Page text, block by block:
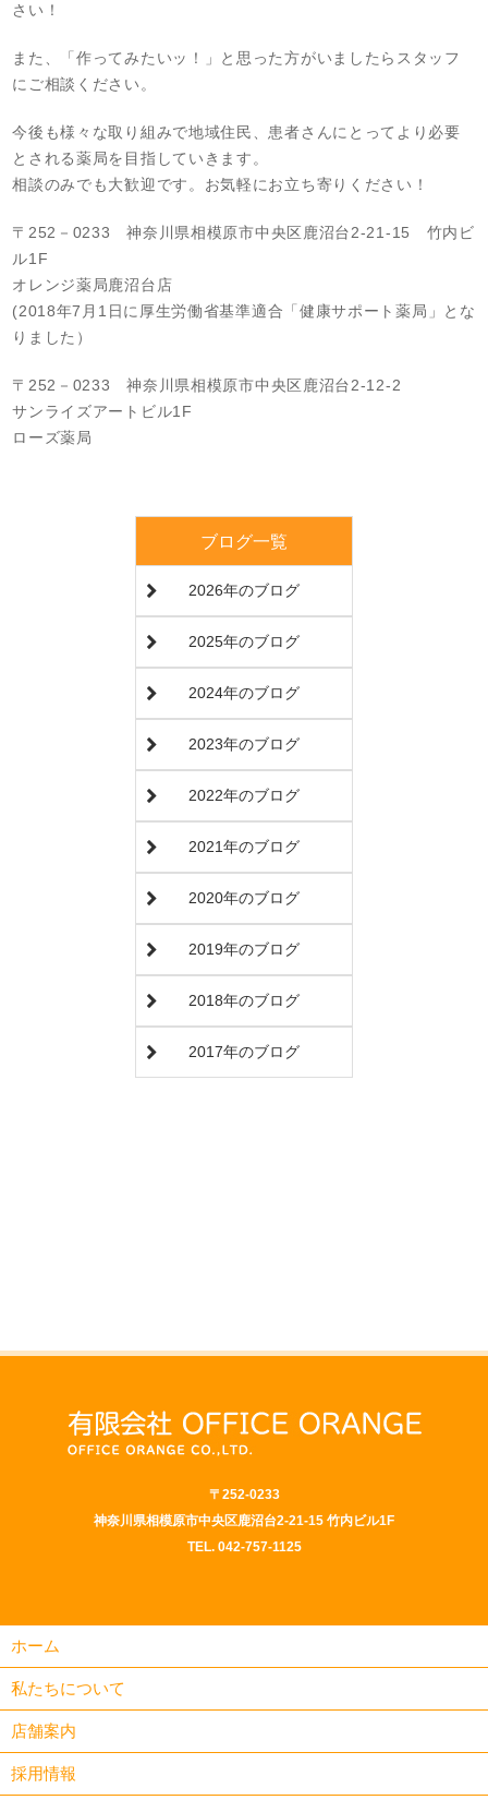
さい！
また、「作ってみたいッ！」と思った方がいましたらスタッフ
にご相談ください。
今後も様々な取り組みで地域住民、患者さんにとってより必要
とされる薬局を目指していきます。
相談のみでも大歓迎です。お気軽にお立ち寄りください！
〒252－0233 神奈川県相模原市中央区鹿沼台2‐21‐15 竹内ビ
ル1F
オレンジ薬局鹿沼台店
(2018年7月1日に厚生労働省基準適合「健康サポート薬局」とな
りました）
〒252－0233 神奈川県相模原市中央区鹿沼台2‐12‐2
サンライズアートビル1F
ローズ薬局
ブログ一覧
2026年のブログ
2025年のブログ
2024年のブログ
2023年のブログ
2022年のブログ
2021年のブログ
2020年のブログ
2019年のブログ
2018年のブログ
2017年のブログ
〒252-0233
神奈川県相模原市中央区鹿沼台2-21-15 竹内ビル1F
TEL. 042-757-1125
ホーム
私たちについて
店舗案内
採用情報